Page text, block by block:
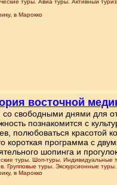
туры. Авиа туры. Активный
в Марокко
восточной
со свободными днями для
познакомится с
полюбоваться красотой
короткая программа с
шопинга и
туры. Шоп-туры.
Групповые туры. Экскурсионные туры.
в Марокко